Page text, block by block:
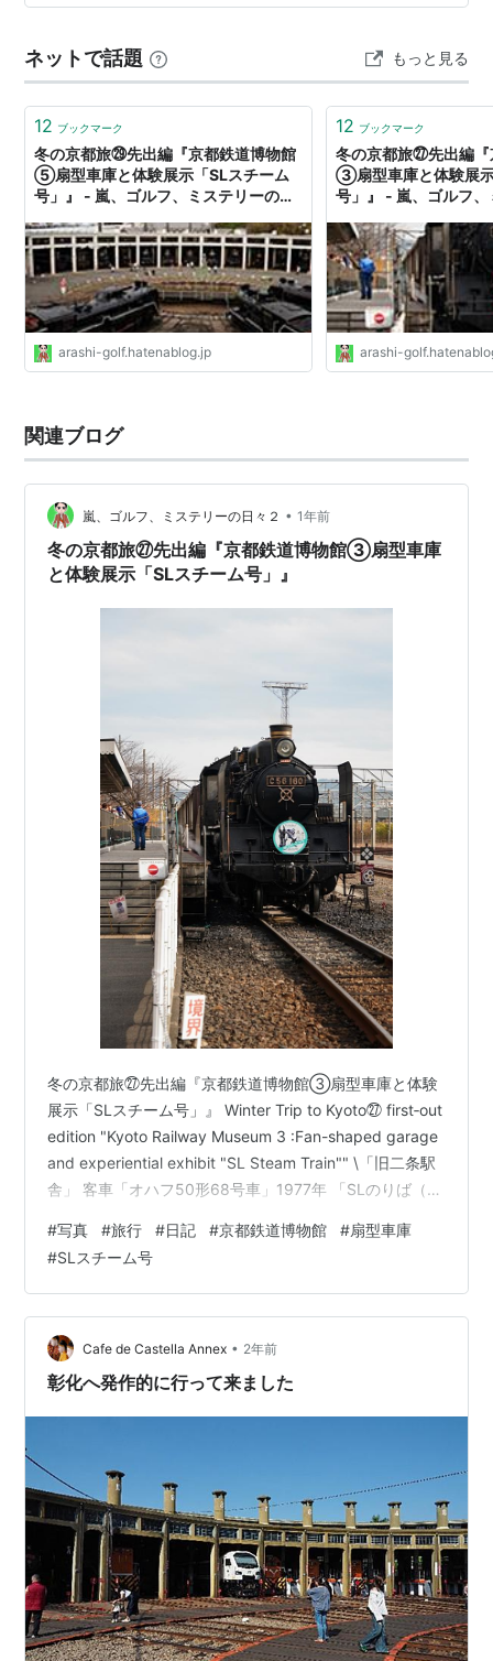
せる建物です 三列車揃い踏み 「家族貸し切り列車」もい
martintan.haten…
ネットで話題 もっと見る
12 ブックマーク
冬の京都旅㉙先出編『京都鉄道博物館
⑤扇型車庫と体験展示「SLスチーム
号」』 - 嵐、ゴルフ、ミステリーの
arashi-golf.hatenablog.jp
12 ブックマーク
冬の京都旅㉗先出編
③扇型車庫と体験展
号」』 - 嵐、ゴルフ
arashi-
関連ブログ
嵐、ゴルフ、ミステリーの日々２ • 1年前
冬の京都旅㉗先出編『京都鉄道博物館③扇型車庫
と体験展示「SLスチーム号」』
冬の京都旅㉗先出編『京都鉄道博物館③扇型車庫と体験
展示「SLスチーム号」』 Winter Trip to Kyoto㉗ first‐out
edition "Kyoto Railway Museum 3 :Fan-shaped garage
and experiential exhibit "SL Steam Train"" \「旧二条駅
舎」 客車「オハフ50形68号車」1977年 「SLのりば（券
する日本最古の鉄筋コンクリート造りの扇形車庫に、動
態保存車両8両を含む蒸気機関車20両を保存・展示して
います。 参考：京都鉄道博物館より 体験…
#写真 #旅行 #日記 #京都鉄道博物館 #扇型車庫
#SLスチーム号
Cafe de Castella Annex • 2年前
彰化へ発作的に行って来ました